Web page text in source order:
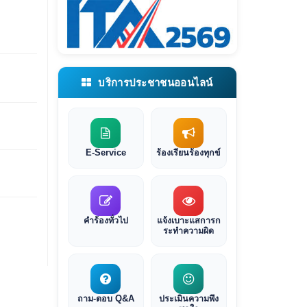
บริการประชาชนออนไลน์
E-Service ร้องเรียนร้องทุกข์
คำร้องทั่วไป
แจ้งเบาะแสการก
ระทำความผิด
ถาม-ตอบ Q&A
ประเมินความพึง